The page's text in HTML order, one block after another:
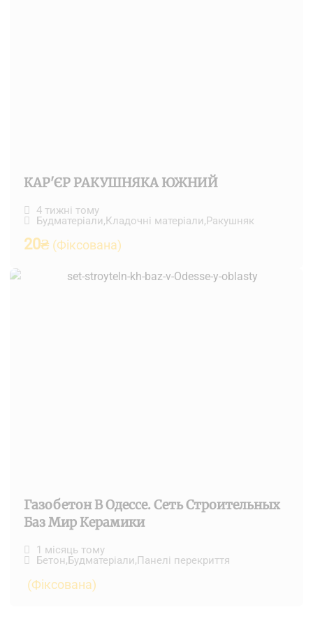
КАР'ЄР РАКУШНЯКА ЮЖНИЙ
4 тижні тому
Будматеріали,Кладочні матеріали,Ракушняк
20₴ (Фіксована)
Газобетон В Одессе. Сеть Строительных
Баз Мир Керамики
1 місяць тому
Бетон,Будматеріали,Панелі перекриття
(Фіксована)